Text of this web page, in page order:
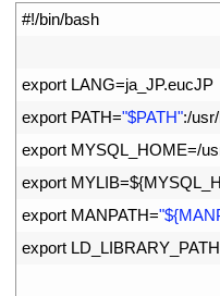
#!/bin/bash
export LANG=ja_JP.eucJP
export PATH="$PATH":/usr/
export MYSQL_HOME=/
export MYLIB=${
export MANPATH=
export LD_LIBRARY_PATH